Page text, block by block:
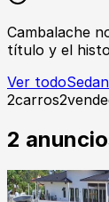
Cambalache
título y el
Ver todo
2carros2
2